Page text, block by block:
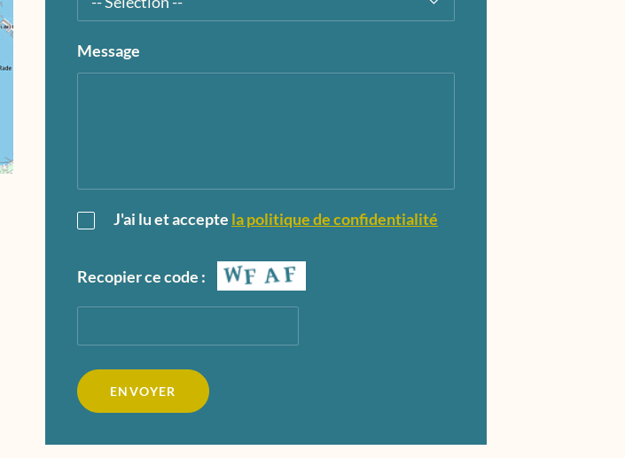
Message
J'ai lu et accepte la politique de confidentialité
Recopier ce code :